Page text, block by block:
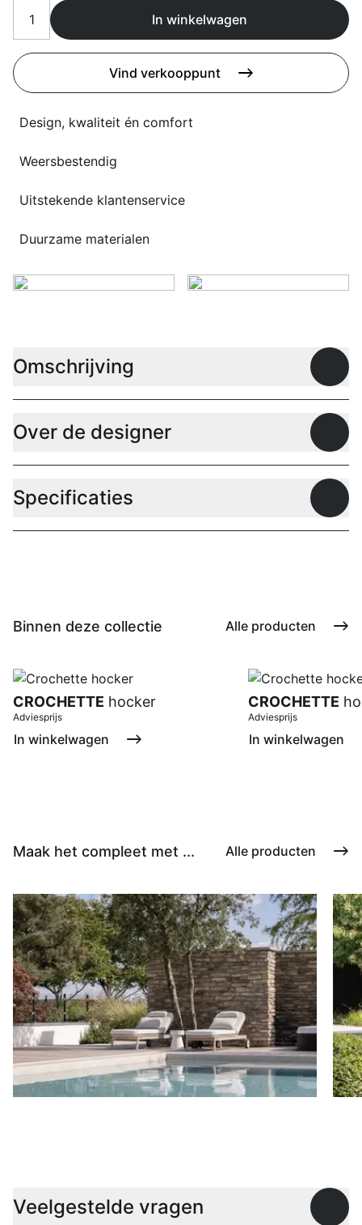
Deals
Flagship stores
Contact
3D modellen
Support
Nieuws
Events
Werken bij
In winkelwagen
Vind verkooppunt
Design, kwaliteit én comfort
Weersbestendig
Uitstekende klantenservice
Duurzame materialen
Omschrijving
Over de designer
Specificaties
Binnen deze collectie Alle producten
CROCHETTE hocker
Adviesprijs
In winkelwagen
CROCHETTE
Adviesprijs
In winkelwagen
Maak het compleet met ... Alle producten
Veelgestelde vragen